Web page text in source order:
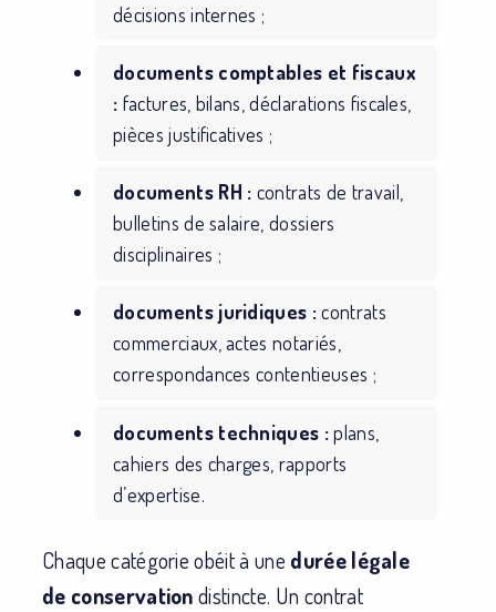
décisions internes ;
documents comptables et fiscaux
: factures, bilans, déclarations fiscales,
pièces justificatives ;
documents RH : contrats de travail,
bulletins de salaire, dossiers
disciplinaires ;
documents juridiques :contrats
commerciaux, actes notariés,
correspondances contentieuses ;
documents techniques :plans,
cahiers des charges, rapports
d’expertise.
Chaque catégorie obéit à une durée légale
de conservationdistincte. Un contrat